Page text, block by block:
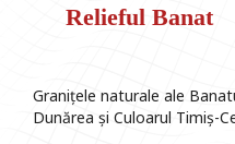
Relieful Banat
Granițele naturale ale
Dunărea și Culoarul Timiș-